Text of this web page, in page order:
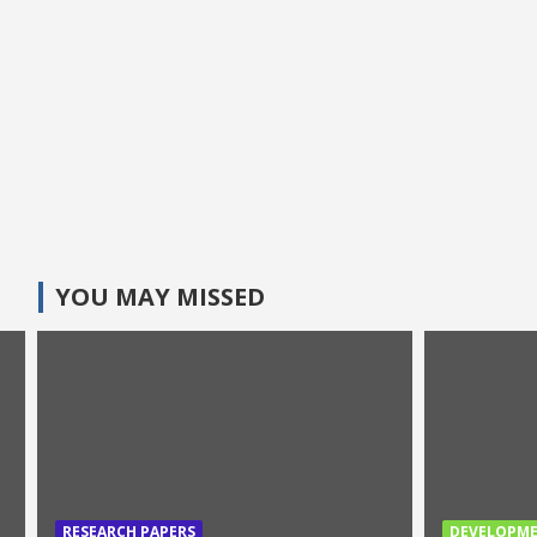
YOU MAY MISSED
RESEARCH PAPERS